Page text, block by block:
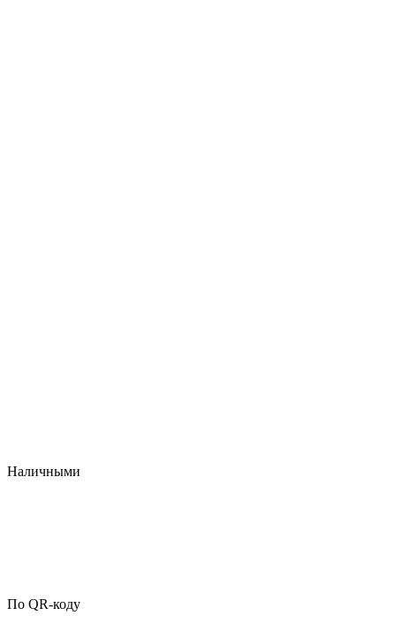
Наличными
По QR-коду